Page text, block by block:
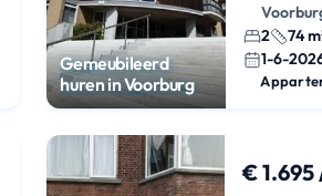
Gemeubileerd
huren in Voorburg
2
74
1-6-
€ 1.695